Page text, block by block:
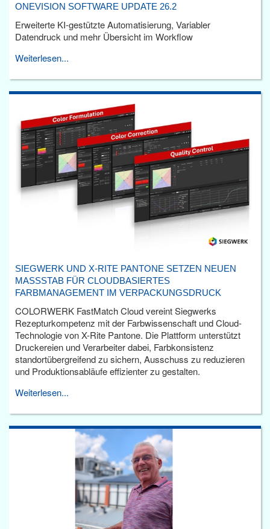
ONEVISION SOFTWARE UPDATE 26.2
Erweiterte KI-gestützte Automatisierung, Variabler
Datendruck und mehr Übersicht im Workflow
Weiterlesen...
SIEGWERK UND X-RITE PANTONE SETZEN NEUEN
MASSSTAB FÜR CLOUDBASIERTES F
ARBMANAGEMENT IM VERPACKUNGSDRUCK
COLORWERK FastMatch Cloud vereint Siegwerks
Rezepturkompetenz mit der Farbwissenschaft und Cloud-
Technologie von X-Rite Pantone. Die Plattform unterstützt
Druckereien und Verarbeiter dabei, Farbkonsistenz
standortübergreifend zu sichern, Ausschuss zu reduzieren
und Produktionsabläufe effizienter zu gestalten.
Weiterlesen...